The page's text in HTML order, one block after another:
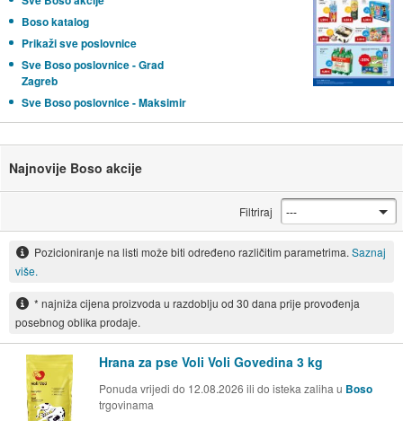
Boso katalog
Prikaži sve poslovnice
Sve Boso poslovnice - Grad
Zagreb
Sve Boso poslovnice - Maksimir
Najnovije Boso akcije
Filtriraj
Pozicioniranje na listi može biti određeno različitim parametrima. Saznaj
više.
* najniža cijena proizvoda u razdoblju od 30 dana prije provođenja
posebnog oblika prodaje.
Hrana za pse Voli Voli Govedina 3 kg
Ponuda vrijedi do 12.08.2026 ili do isteka zaliha u Boso
trgovinama